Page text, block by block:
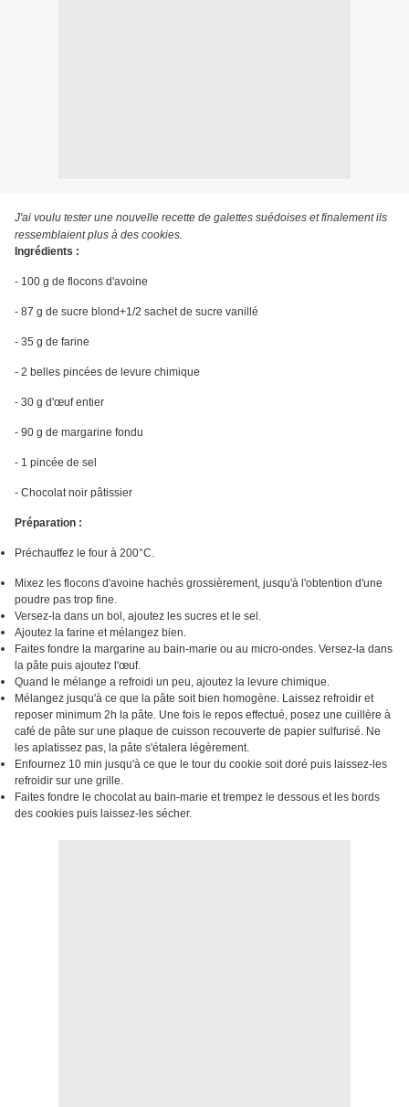
J'ai voulu tester une nouvelle recette de galettes suédoises et finalement ils
ressemblaient plus à des cookies.
Ingrédients :
- 100 g de flocons d'avoine
- 87 g de sucre blond+1/2 sachet de sucre vanillé
- 35 g de farine
- 2 belles pincées de levure chimique
- 30 g d'œuf entier
- 90 g de margarine fondu
- 1 pincée de sel
- Chocolat noir pâtissier
Préparation :
Préchauffez le four à 200°C.
Mixez les flocons d'avoine hachés grossièrement, jusqu'à l'obtention d'une
poudre pas trop fine.
Versez-la dans un bol, ajoutez les sucres et le sel.
Ajoutez la farine et mélangez bien.
Faites fondre la margarine au bain-marie ou au micro-ondes. Versez-la dans
la pâte puis ajoutez l'œuf.
Quand le mélange a refroidi un peu, ajoutez la levure chimique.
Mélangez jusqu'à ce que la pâte soit bien homogène. Laissez refroidir et
reposer minimum 2h la pâte. Une fois le repos effectué, posez une cuillère à
café de pâte sur une plaque de cuisson recouverte de papier sulfurisé. Ne
les aplatissez pas, la pâte s'étalera légèrement.
Enfournez 10 min jusqu'à ce que le tour du cookie soit doré puis laissez-les
refroidir sur une grille.
Faites fondre le chocolat au bain-marie et trempez le dessous et les bords
des cookies puis laissez-les sécher.